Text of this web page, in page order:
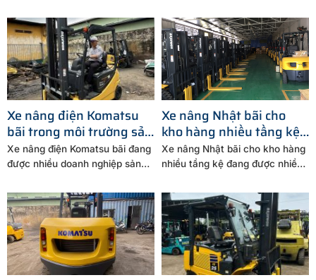
Xe nâng điện Komatsu
bãi trong môi trường sản
xuất linh kiện
Xe nâng điện Komatsu bãi đang
được nhiều doanh nghiệp sản
Xe nâng Nhật bãi cho
kho hàng nhiều tầng kệ
cần lưu ý gì
Xe nâng Nhật bãi cho kho hàng
nhiều tầng kệ đang được nhiều